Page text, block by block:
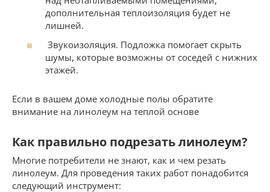
дополнительная теплоизоляция будет не
лишней.
Звукоизоляция. Подложка помогает скрыть
шумы, которые возможны от соседей с нижних
этажей.
Если в вашем доме холодные полы обратите
внимание на линолеум на теплой основе
Как правильно подрезать линолеум?
Многие потребители не знают, как и чем резать
линолеум. Для проведения таких работ понадобится
следующий инструмент: